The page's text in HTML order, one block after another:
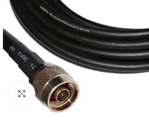
Clic para ampliar